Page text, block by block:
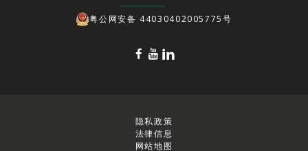
粤公网安备 44030402005775号
隐私政策
法律信息
网站地图